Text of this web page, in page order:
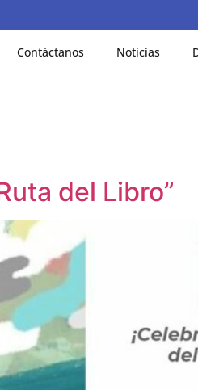
Contáctanos Noticias
del Libro”